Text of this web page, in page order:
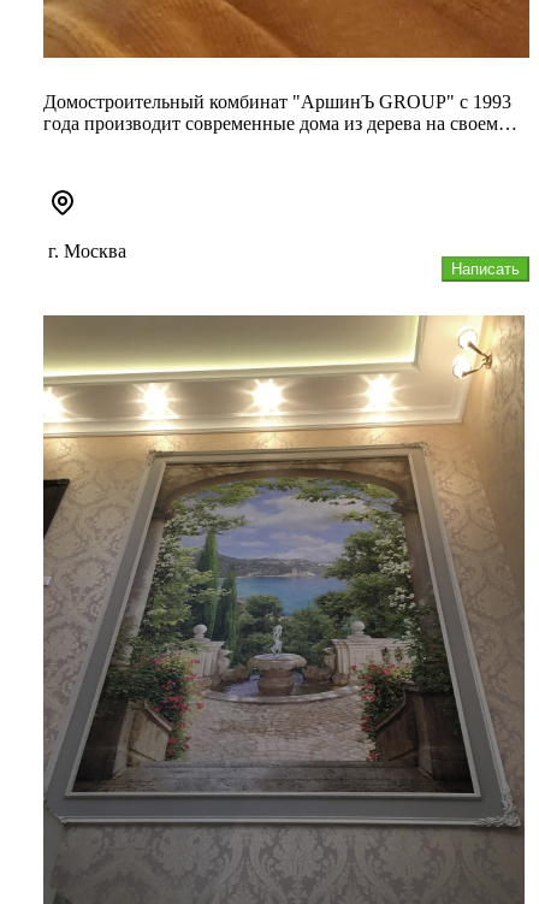
Домостроительный комбинат "АршинЪ GROUP" с 1993
года производит современные дома из дерева на своем
Написать
г. Москва